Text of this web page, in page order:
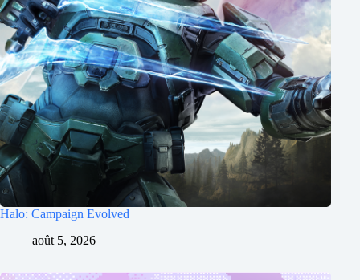
Halo: Campaign Evolved
août 5, 2026